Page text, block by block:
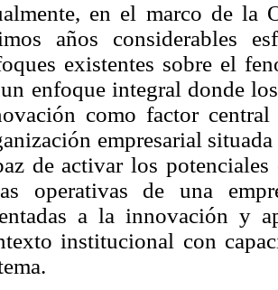
en el marco de la
años considerables
existentes sobre el
enfoque integral donde
como factor
empresarial
de activar los
operativas de una
a la innovación y
institucional con